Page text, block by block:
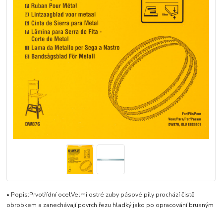
• Popis:Prvotřídní ocelVelmi ostré zuby pásové pily prochází čistě
obrobkem a zanechávají povrch řezu hladký jako po opracování brusným